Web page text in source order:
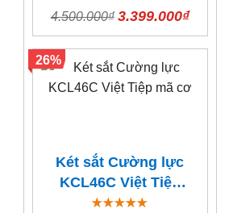
4.500.000₫ 3.399.000₫
Két sắt Cường lực
KCL46C Việt Tiệp
mã cơ
26%